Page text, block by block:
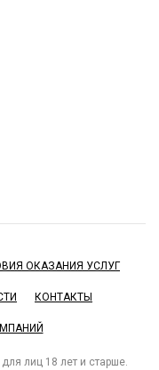
ОКАЗАНИЯ УСЛУГ
КОНТАКТЫ
лиц 18 лет и старше.